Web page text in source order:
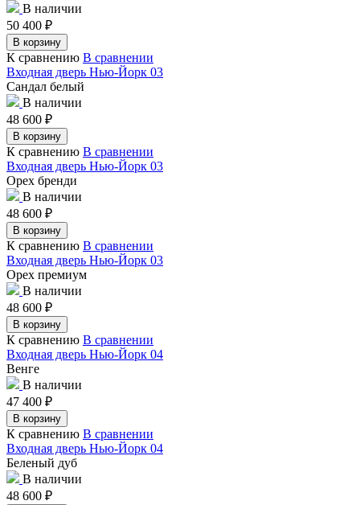
В наличии
50 400 ₽
В корзину
К сравнению В сравнении
Входная дверь Нью-Йорк 03
Сандал белый
В наличии
48 600 ₽
В корзину
К сравнению В сравнении
Входная дверь Нью-Йорк 03
Орех бренди
В наличии
48 600 ₽
В корзину
К сравнению В сравнении
Входная дверь Нью-Йорк 03
Орех премиум
В наличии
48 600 ₽
В корзину
К сравнению В сравнении
Входная дверь Нью-Йорк 04
Венге
В наличии
47 400 ₽
В корзину
К сравнению В сравнении
Входная дверь Нью-Йорк 04
Беленый дуб
В наличии
48 600 ₽